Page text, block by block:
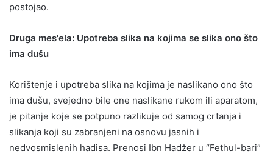
postojao.
Druga mes'ela: Upotreba slika na kojima se slika ono što
ima dušu
Korištenje i upotreba slika na kojima je naslikano ono što
ima dušu, svejedno bile one naslikane rukom ili aparatom,
je pitanje koje se potpuno razlikuje od samog crtanja i
slikanja koji su zabranjeni na osnovu jasnih i
nedvosmislenih hadisa. Prenosi Ibn Hadžer u “Fethul-bari”